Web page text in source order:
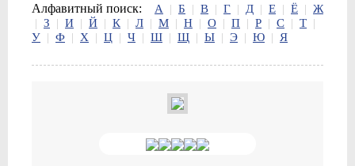
Алфавитный поиск: А | Б | В | Г | Д | Е | Ё | Ж
| З | И | Й | К | Л | М | Н | О | П | Р | С | Т |
У | Ф | Х | Ц | Ч | Ш | Щ | Ы | Э | Ю | Я